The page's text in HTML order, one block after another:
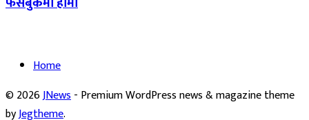
Home
© 2026JNews- Premium WordPress news & magazine theme
byJegtheme.